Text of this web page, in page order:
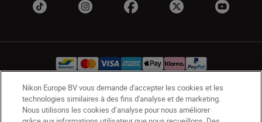
BE(fr) Nikon Sites
Nikon Europe BV vous demande d'accepter les cookies et les
technologies similaires à des fins d'analyse et de marketing.
Nous utilisons les cookies d’analyse pour nous améliorer